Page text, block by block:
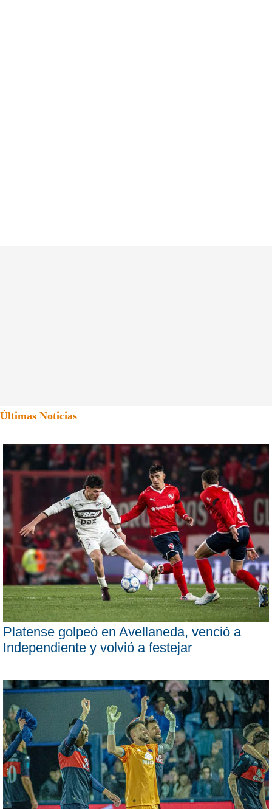
Últimas Noticias
Platense golpeó en Avellaneda, venció a
Independiente y volvió a festejar